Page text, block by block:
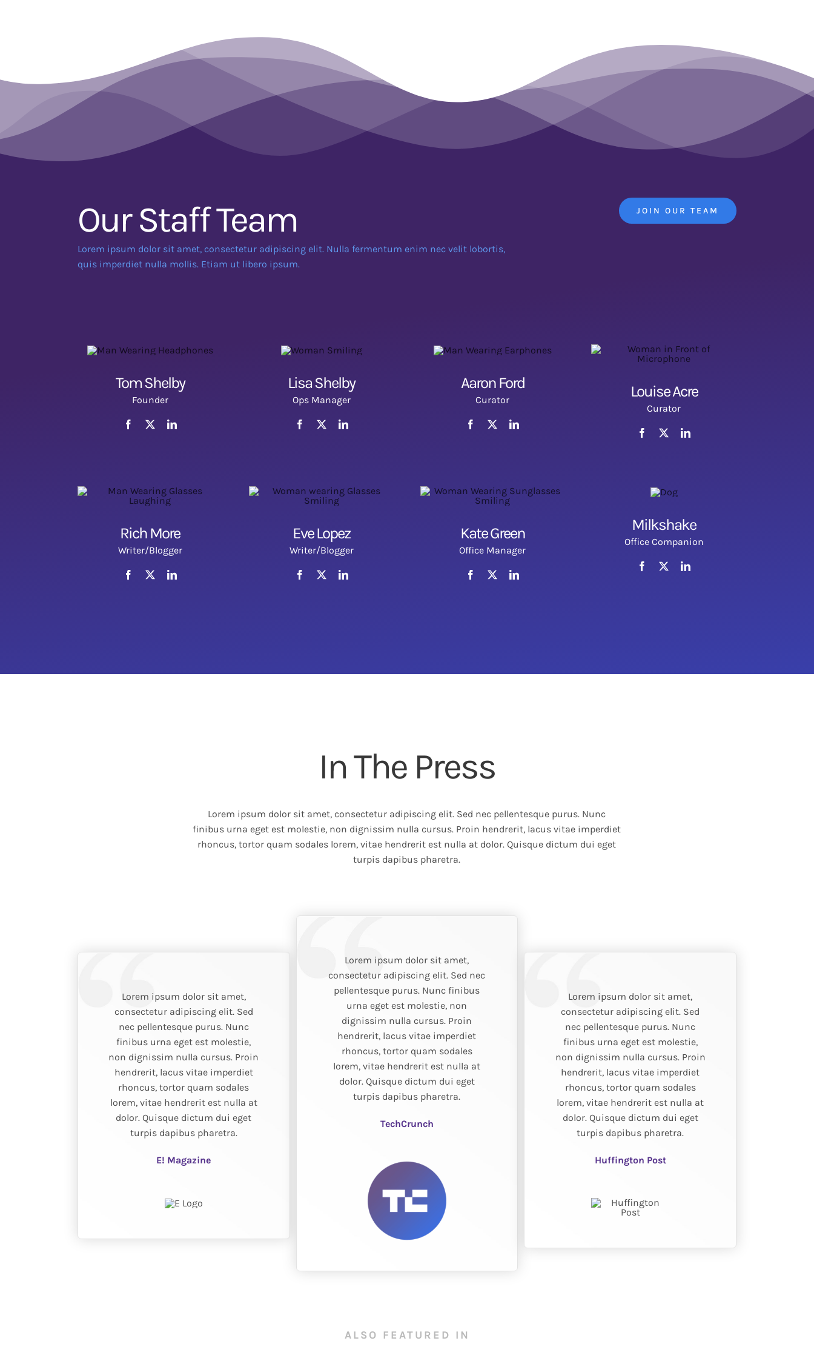
Our Staff Team
Lorem ipsum dolor sit amet, consectetur adipiscing elit. Nulla fermentum enim nec velit lobortis,
quis imperdiet nulla mollis. Etiam ut libero ipsum.
JOIN OUR TEAM
Tom Shelby
Founder
Lisa Shelby
Ops Manager
Aaron Ford
Curator Louise Acre
Curator
Rich More
Writer/Blogger
Eve Lopez
Writer/Blogger
Kate Green
Office Manager
Milkshake
Office Companion
In The Press
Lorem ipsum dolor sit amet, consectetur adipiscing elit. Sed nec pellentesque purus. Nunc
finibus urna eget est molestie, non dignissim nulla cursus. Proin hendrerit, lacus vitae imperdiet
rhoncus, tortor quam sodales lorem, vitae hendrerit est nulla at dolor. Quisque dictum dui eget
turpis dapibus pharetra.
Lorem ipsum dolor sit amet,
consectetur adipiscing elit. Sed
nec pellentesque purus. Nunc
finibus urna eget est molestie,
non dignissim nulla cursus. Proin
hendrerit, lacus vitae imperdiet
rhoncus, tortor quam sodales
lorem, vitae hendrerit est nulla at
dolor. Quisque dictum dui eget
turpis dapibus pharetra.
E! Magazine
Lorem ipsum dolor sit amet,
consectetur adipiscing elit. Sed nec
pellentesque purus. Nunc finibus
urna eget est molestie, non
dignissim nulla cursus. Proin
hendrerit, lacus vitae imperdiet
rhoncus, tortor quam sodales
lorem, vitae hendrerit est nulla at
dolor. Quisque dictum dui eget
turpis dapibus pharetra.
TechCrunch
Lorem ipsum dolor sit amet,
consectetur adipiscing elit. Sed
nec pellentesque purus. Nunc
finibus urna eget est molestie,
non dignissim nulla cursus. Proin
hendrerit, lacus vitae imperdiet
rhoncus, tortor quam sodales
lorem, vitae hendrerit est nulla at
dolor. Quisque dictum dui eget
turpis dapibus pharetra.
Huffington Post
ALSO FEATURED IN